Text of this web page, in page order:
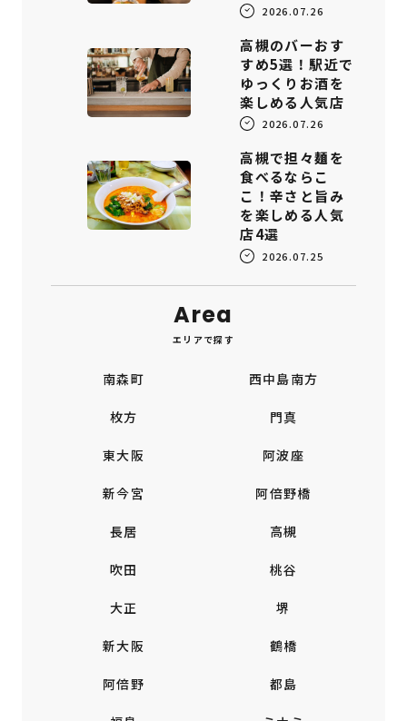
2026.07.26
高槻のバーおす
すめ5選！駅近で
ゆっくりお酒を
楽しめる人気店
2026.07.26
高槻で担々麺を
食べるならこ
こ！辛さと旨み
を楽しめる人気
店4選
2026.07.25
Area
エリアで探す
南森町 西中島南方
枚方 門真
東大阪 阿波座
新今宮 阿倍野橋
長居 高槻
吹田 桃谷
大正 堺
新大阪 鶴橋
阿倍野 都島